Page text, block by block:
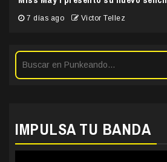
7 días ago Victor Tellez
IMPULSA TU BANDA